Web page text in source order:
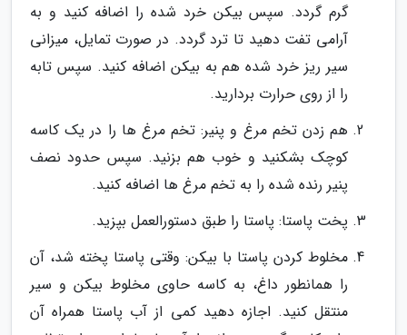
گرم گردد. سپس بیکن خرد شده را اضافه کنید و به
آرامی تفت دهید تا ترد گردد. در صورت تمایل، میزانی
سیر ریز خرد شده هم به بیکن اضافه کنید. سپس تابه
را از روی حرارت بردارید.
هم زدن تخم مرغ و پنیر: تخم مرغ ها را در یک کاسه
کوچک بشکنید و خوب هم بزنید. سپس حدود نصف
پنیر رنده شده را به تخم مرغ ها اضافه کنید.
پخت پاستا: پاستا را طبق دستورالعمل بپزید.
مخلوط کردن پاستا با بیکن: وقتی پاستا پخته شد، آن
را همانطور داغ، به کاسه حاوی مخلوط بیکن و سیر
منتقل کنید. اجازه دهید کمی از آب پاستا همراه آن